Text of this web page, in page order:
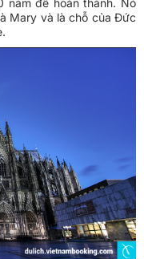
năm để hoàn thành. Nó
Mary và là chỗ của Đức